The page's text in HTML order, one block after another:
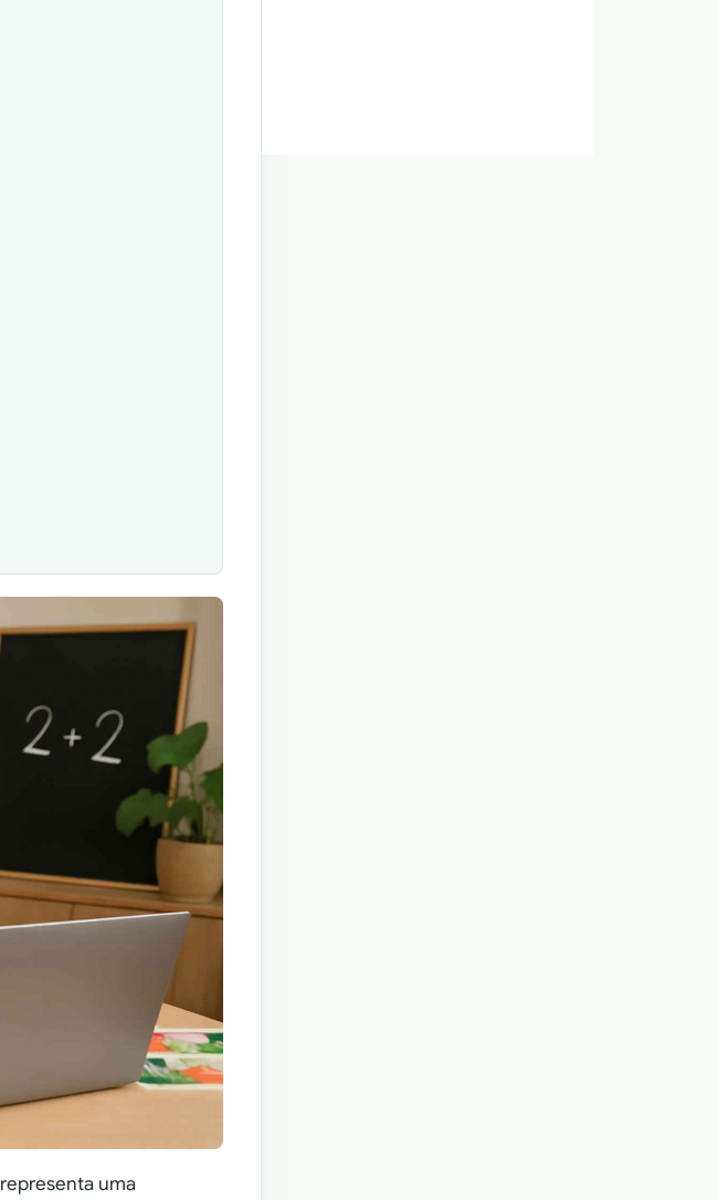
representa uma